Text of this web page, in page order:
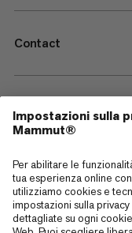
Contact
—
Sitemap